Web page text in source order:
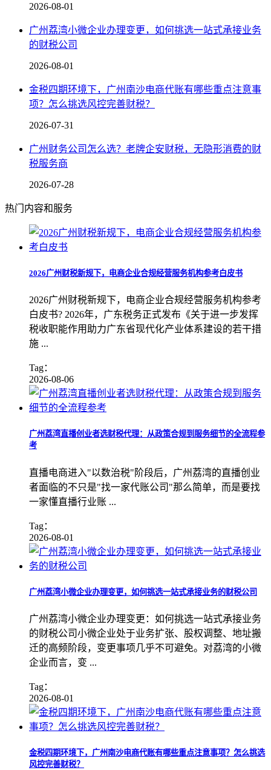
2026-08-01
广州荔湾小微企业办理变更，如何挑选一站式承接业务
的财税公司
2026-08-01
金税四期环境下，广州南沙电商代账有哪些重点注意事
项？怎么挑选风控完善财税？
2026-07-31
广州财务公司怎么选？老牌企安财税，无隐形消费的财
税服务商
2026-07-28
热门内容和服务
2026广州财税新规下，电商企业合规经营服务机构参考白皮书
2026广州财税新规下，电商企业合规经营服务机构参考
白皮书? 2026年，广东税务正式发布《关于进一步发挥
税收职能作用助力广东省现代化产业体系建设的若干措
施 ...
Tag：
2026-08-06
广州荔湾直播创业者选财税代理：从政策合规到服务细节的全流程参
考
直播电商进入"以数治税"阶段后，广州荔湾的直播创业
者面临的不只是"找一家代账公司"那么简单，而是要找
一家懂直播行业账 ...
Tag：
2026-08-01
广州荔湾小微企业办理变更，如何挑选一站式承接业务的财税公司
广州荔湾小微企业办理变更：如何挑选一站式承接业务
的财税公司小微企业处于业务扩张、股权调整、地址搬
迁的高频阶段，变更事项几乎不可避免。对荔湾的小微
企业而言，变 ...
Tag：
2026-08-01
金税四期环境下，广州南沙电商代账有哪些重点注意事项？怎么挑选
风控完善财税？